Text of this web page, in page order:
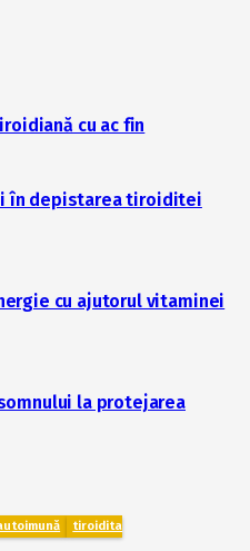
cu ac fin
în depistarea tiroiditei
cu ajutorul vitaminei
la protejarea
tiroidita